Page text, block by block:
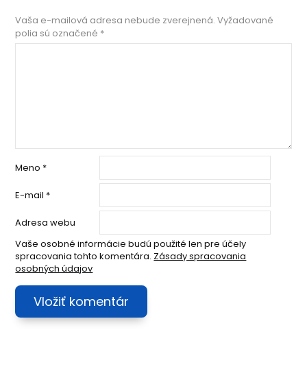
Vaša e-mailová adresa nebude zverejnená. Vyžadované
polia sú označené *
Meno *
E-mail *
Adresa webu
Vaše osobné informácie budú použité len pre účely
spracovania tohto komentára. Zásady spracovania
osobných údajov